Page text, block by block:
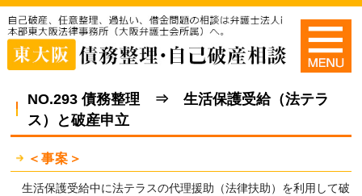
NO.293 債務整理 ⇒ 生活保護受給（法テラ
ス）と破産申立
＜事案＞
生活保護受給中に法テラスの代理援助（法律扶助）を利用して破